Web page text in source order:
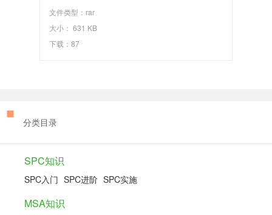
文件类型：rar
大小： 631 KB
下载：87
分类目录
SPC知识
SPC入门 SPC进阶 SPC实施
MSA知识